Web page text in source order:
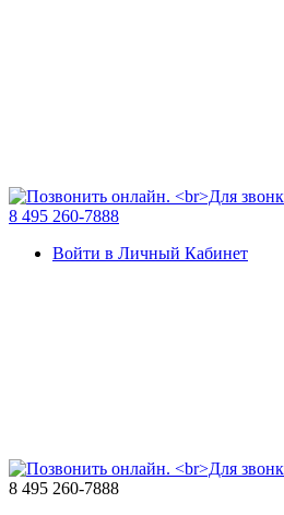
8 495 260-7888
Войти в Личный Кабинет
8 495 260-7888